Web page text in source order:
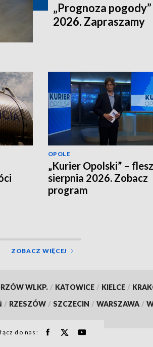
„Prognoza
2026. Zapraszamy
OPOLE
„Kurier Opolski” –
sierpnia 2026. Zobacz
program
ZOBACZ WIĘCEJ
WLKP. / KATOWICE / KIELCE /
/ RZESZÓW / SZCZECIN / WARSZAWA /
do nas: